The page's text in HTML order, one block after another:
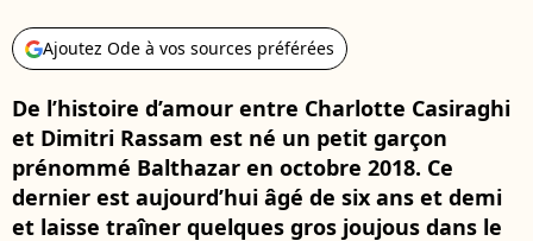
Ajoutez Ode à vos sources préférées
De l’histoire d’amour entre Charlotte Casiraghi
et Dimitri Rassam est né un petit garçon
prénommé Balthazar en octobre 2018. Ce
dernier est aujourd’hui âgé de six ans et demi
et laisse traîner quelques gros joujous dans le